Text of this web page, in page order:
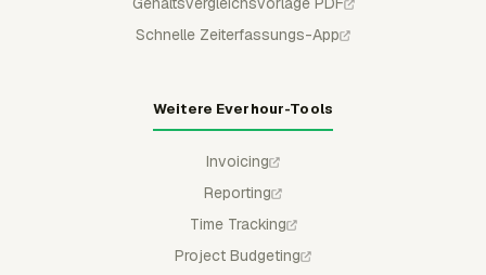
Schnelle Zeiterfassungs-App
Weitere Everhour-Tools
Invoicing
Reporting
Time Tracking
Project Budgeting